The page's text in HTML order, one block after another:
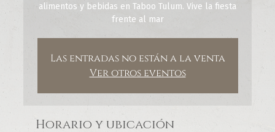
alimentos y bebidas en Taboo Tulum. Vive la fiesta
frente al mar
Las entradas no están a la venta
Ver otros eventos
Horario y ubicación